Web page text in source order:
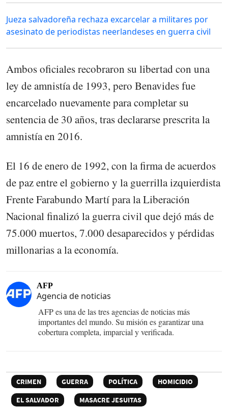
Jueza salvadoreña rechaza excarcelar a militares por
asesinato de periodistas neerlandeses en guerra civil
Ambos oficiales recobraron su libertad con una
ley de amnistía de 1993, pero Benavides fue
encarcelado nuevamente para completar su
sentencia de 30 años, tras declararse prescrita la
amnistía en 2016.
El 16 de enero de 1992, con la firma de acuerdos
de paz entre el gobierno y la guerrilla izquierdista
Frente Farabundo Martí para la Liberación
Nacional finalizó la guerra civil que dejó más de
75.000 muertos, 7.000 desaparecidos y pérdidas
millonarias a la economía.
AFP
Agencia de noticias
AFP es una de las tres agencias de noticias más
importantes del mundo. Su misión es garantizar una
cobertura completa, imparcial y verificada.
CRIMEN GUERRA POLÍTICA
HOMICIDIO
EL SALVADOR
MASACRE JESUITAS